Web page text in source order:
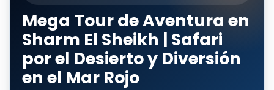
Mega Tour de Aventura en
Sharm El Sheikh | Safari
por el Desierto y Diversión
en el Mar Rojo